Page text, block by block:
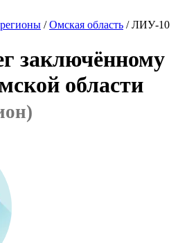
/Омская область / ЛИУ-10
заключённому
области